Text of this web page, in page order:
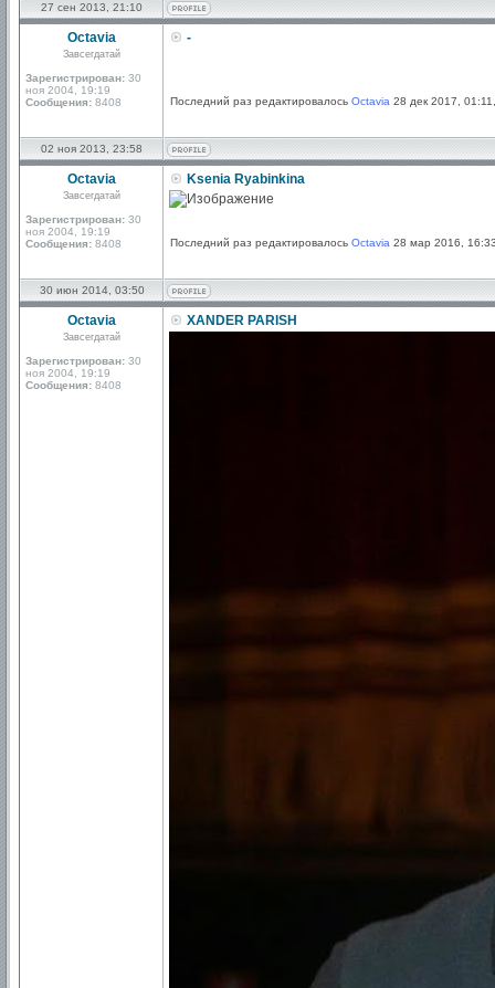
27 сен 2013, 21:10
Octavia
Завсегдатай
Зарегистрирован: 30
ноя 2004, 19:19
Сообщения: 8408
-
Последний раз редактировалось Octavia 28 дек 2017,
02 ноя 2013, 23:58
Octavia
Завсегдатай
Зарегистрирован: 30
ноя 2004, 19:19
Сообщения: 8408
Ksenia Ryabinkina
Последний раз редактировалось Octavia 28 мар 2016,
30 июн 2014, 03:50
Octavia
Завсегдатай
Зарегистрирован: 30
ноя 2004, 19:19
Сообщения: 8408
XANDER PARISH